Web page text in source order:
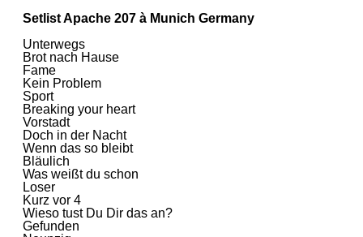
Setlist Apache 207 à Munich Germany
Unterwegs
Brot nach Hause
Fame
Kein Problem
Sport
Breaking your heart
Vorstadt
Doch in der Nacht
Wenn das so bleibt
Bläulich
Was weißt du schon
Loser
Kurz vor 4
Wieso tust Du Dir das an?
Gefunden